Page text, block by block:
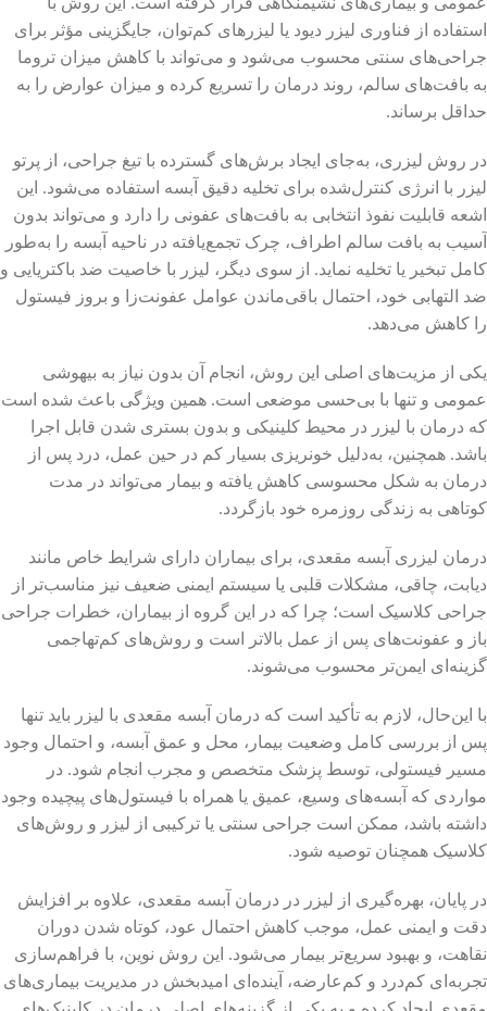
استفاده از فناوری لیزر دیود یا لیزرهای کم‌توان، جایگزینی مؤثر برای
جراحی‌های سنتی محسوب می‌شود و می‌تواند با کاهش میزان تروما
به بافت‌های سالم، روند درمان را تسریع کرده و میزان عوارض را به
حداقل برساند.
در روش لیزری، به‌جای ایجاد برش‌های گسترده با تیغ جراحی، از پرتو
لیزر با انرژی کنترل‌شده برای تخلیه دقیق آبسه استفاده می‌شود. این
اشعه قابلیت نفوذ انتخابی به بافت‌های عفونی را دارد و می‌تواند بدون
آسیب به بافت سالم اطراف، چرک تجمع‌یافته در ناحیه آبسه را به‌طور
کامل تبخیر یا تخلیه نماید. از سوی دیگر، لیزر با خاصیت ضد باکتریایی و
ضد التهابی خود، احتمال باقی‌ماندن عوامل عفونت‌زا و بروز فیستول
را کاهش می‌دهد.
یکی از مزیت‌های اصلی این روش، انجام آن بدون نیاز به بیهوشی
عمومی و تنها با بی‌حسی موضعی است. همین ویژگی باعث شده است
که درمان با لیزر در محیط کلینیکی و بدون بستری شدن قابل اجرا
باشد. همچنین، به‌دلیل خونریزی بسیار کم در حین عمل، درد پس از
درمان به شکل محسوسی کاهش یافته و بیمار می‌تواند در مدت
کوتاهی به زندگی روزمره خود بازگردد.
درمان لیزری آبسه مقعدی، برای بیماران دارای شرایط خاص مانند
دیابت، چاقی، مشکلات قلبی یا سیستم ایمنی ضعیف نیز مناسب‌تر از
جراحی کلاسیک است؛ چرا که در این گروه از بیماران، خطرات جراحی
باز و عفونت‌های پس از عمل بالاتر است و روش‌های کم‌تهاجمی
گزینه‌ای ایمن‌تر محسوب می‌شوند.
با این‌حال، لازم به تأکید است که درمان آبسه مقعدی با لیزر باید تنها
پس از بررسی کامل وضعیت بیمار، محل و عمق آبسه، و احتمال وجود
مسیر فیستولی، توسط پزشک متخصص و مجرب انجام شود. در
مواردی که آبسه‌های وسیع، عمیق یا همراه با فیستول‌های پیچیده وجود
داشته باشد، ممکن است جراحی سنتی یا ترکیبی از لیزر و روش‌های
کلاسیک همچنان توصیه شود.
در پایان، بهره‌گیری از لیزر در درمان آبسه مقعدی، علاوه بر افزایش
دقت و ایمنی عمل، موجب کاهش احتمال عود، کوتاه شدن دوران
نقاهت، و بهبود سریع‌تر بیمار می‌شود. این روش نوین، با فراهم‌سازی
تجربه‌ای کم‌درد و کم‌عارضه، آینده‌ای امیدبخش در مدیریت بیماری‌های